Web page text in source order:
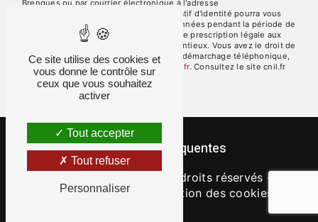
Brengues ou par courrier électronique à l'adresse
lemoulinvieux@outlook.com. Un justificatif d'identité pourra vous
être demandé. Nous conservons vos données pendant la période de
prise de contact puis pendant la durée de prescription légale aux
fins probatoires et de gestion des contentieux. Vous avez le droit de
vous inscrire sur la liste d'opposition au démarchage téléphonique,
disponible à cette adresse:
Bloctel.gouv.fr. Consultez le site cnil.fr
pour plus d’informations sur vos droits.
Recherches fréquentes
- 2026 - Tous droits réservés -
Mentions légales
Gestion des cookies
Ce site utilise des cookies et
vous donne le contrôle sur
ceux que vous souhaitez
activer
Tout accepter
Tout refuser
Personnaliser